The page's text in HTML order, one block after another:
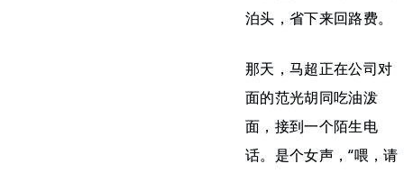
泊头，省下来回路费。
那天，马超正在公司对
面的范光胡同吃油泼
面，接到一个陌生电
话。是个女声，“喂，请